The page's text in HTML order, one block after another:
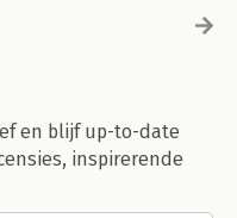
en blijf up-to-date
inspirerende